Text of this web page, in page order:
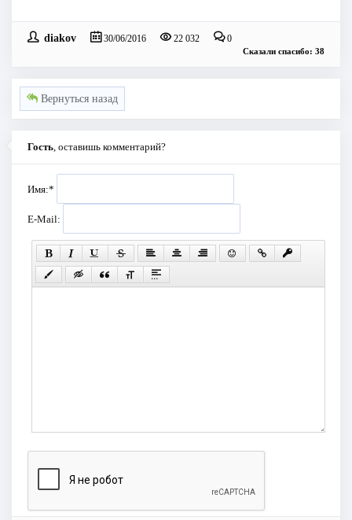
diakov 30/06/2016 22 032 0
Сказали спасибо: 38
Вернуться назад
Гость , оставишь комментарий?
Имя:*
E-Mail: